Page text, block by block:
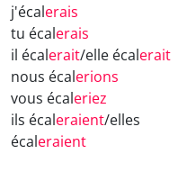
j'écalerais
tu écalerais
il écalerait/elle écalerait
nous écalerions
vous écaleriez
ils écaleraient/elles
écaleraient